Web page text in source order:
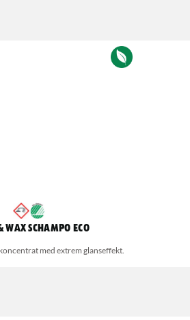
Wax Schampo Eco
med extrem glanseffekt.